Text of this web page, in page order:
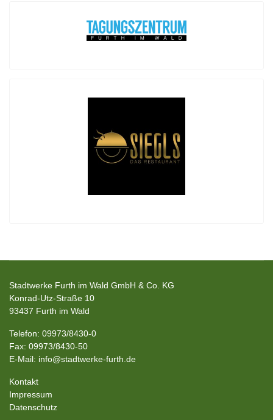
Stadtwerke Furth im Wald GmbH & Co. KG
Konrad-Utz-Straße 10
93437 Furth im Wald
Telefon: 09973/8430-0
Fax: 09973/8430-50
E-Mail: info@stadtwerke-furth.de
Kontakt
Impressum
Datenschutz